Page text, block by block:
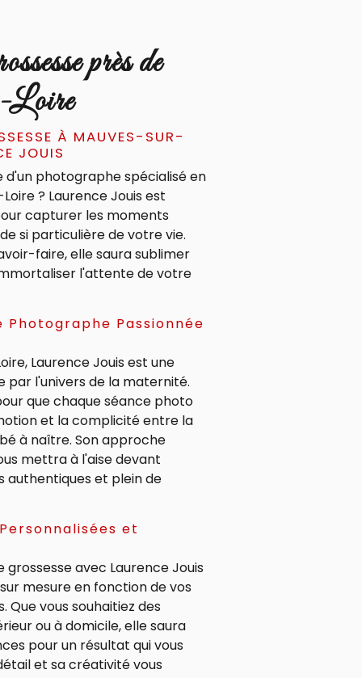
près de
À MAUVES-SUR-
JOUIS
d'un photographe spécialisé en
? Laurence Jouis est
capturer les moments
si particulière de votre vie.
faire, elle saura sublimer
l'attente de votre
Photographe Passionnée
Laurence Jouis est une
par l'univers de la maternité.
que chaque séance photo
et la complicité entre la
à naître. Son approche
mettra à l'aise devant
authentiques et plein de
et
avec Laurence Jouis
mesure en fonction de vos
Que vous souhaitiez des
ou à domicile, elle saura
pour un résultat qui vous
et sa créativité vous